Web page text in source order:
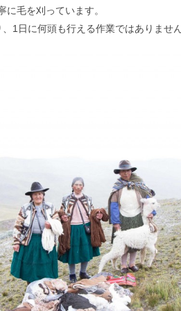
毛を刈っています。
1日に何頭も行える作業ではありません